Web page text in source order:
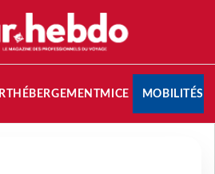
HÉBERGEMENTMICE MOBILITÉS